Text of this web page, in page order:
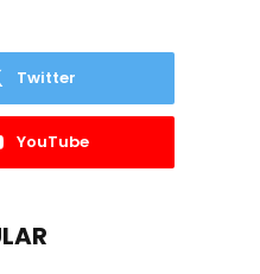
Twitter
YouTube